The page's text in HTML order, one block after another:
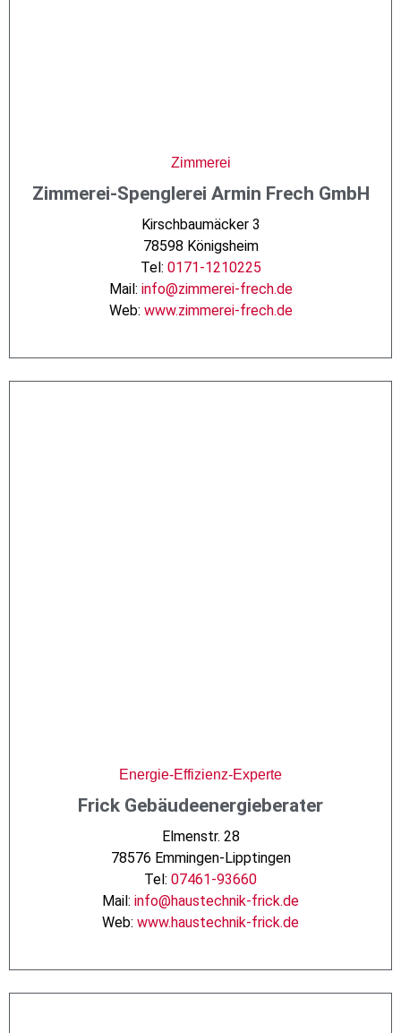
Zimmerei
Zimmerei-Spenglerei Armin Frech GmbH
Kirschbaumäcker 3
78598 Königsheim
Tel: 0171-1210225
Mail: info@zimmerei-frech.de
Web: www.zimmerei-frech.de
Energie-Effizienz-Experte
Frick Gebäudeenergieberater
Elmenstr. 28
78576 Emmingen-Lipptingen
Tel: 07461-93660
Mail: info@haustechnik-frick.de
Web: www.haustechnik-frick.de